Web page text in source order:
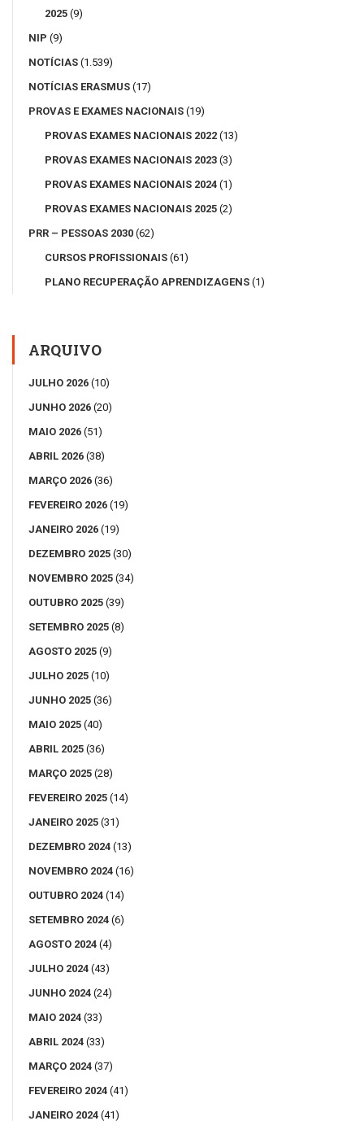
2025 (9)
NIP (9)
NOTÍCIAS (1.539)
NOTÍCIAS ERASMUS (17)
PROVAS E EXAMES NACIONAIS (19)
PROVAS EXAMES NACIONAIS 2022 (13)
PROVAS EXAMES NACIONAIS 2023 (3)
PROVAS EXAMES NACIONAIS 2024 (1)
PROVAS EXAMES NACIONAIS 2025 (2)
PRR – PESSOAS 2030 (62)
CURSOS PROFISSIONAIS (61)
PLANO RECUPERAÇÃO APRENDIZAGENS (1)
ARQUIVO
JULHO 2026 (10)
JUNHO 2026 (20)
MAIO 2026 (51)
ABRIL 2026 (38)
MARÇO 2026 (36)
FEVEREIRO 2026 (19)
JANEIRO 2026 (19)
DEZEMBRO 2025 (30)
NOVEMBRO 2025 (34)
OUTUBRO 2025 (39)
SETEMBRO 2025 (8)
AGOSTO 2025 (9)
JULHO 2025 (10)
JUNHO 2025 (36)
MAIO 2025 (40)
ABRIL 2025 (36)
MARÇO 2025 (28)
FEVEREIRO 2025 (14)
JANEIRO 2025 (31)
DEZEMBRO 2024 (13)
NOVEMBRO 2024 (16)
OUTUBRO 2024 (14)
SETEMBRO 2024 (6)
AGOSTO 2024 (4)
JULHO 2024 (43)
JUNHO 2024 (24)
MAIO 2024 (33)
ABRIL 2024 (33)
MARÇO 2024 (37)
FEVEREIRO 2024 (41)
JANEIRO 2024 (41)